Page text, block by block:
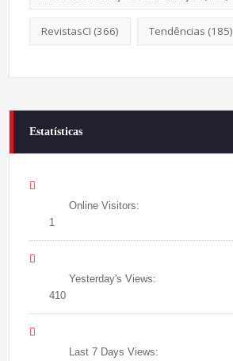
RevistasCI (366) Tendências (185)
Estatísticas
Online Visitors:
1
Yesterday's Views:
410
Last 7 Days Views: